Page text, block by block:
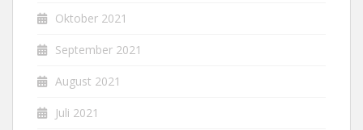
Oktober 2021
September 2021
August 2021
Juli 2021